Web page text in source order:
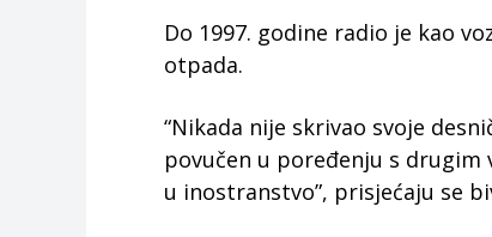
Do 1997. godine radio je kao
otpada.
“Nikada nije skrivao svoje
povučen u poređenju s drugim
u inostranstvo”, prisjećaju se